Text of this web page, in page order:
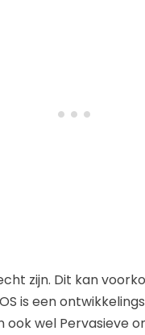
zijn. Dit kan
is een
ook wel Pervasieve